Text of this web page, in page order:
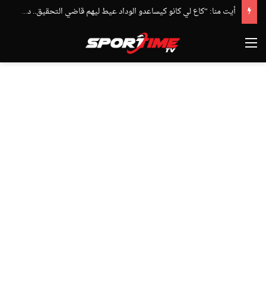
أيت منا: “كاع لي كانو كيساعدو الوداد عيط ليهم قاضي التحقيق.. دابا حتى شي واحد ما بقا باغي يعاون”
القائمة